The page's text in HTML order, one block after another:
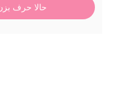
حالا حرف